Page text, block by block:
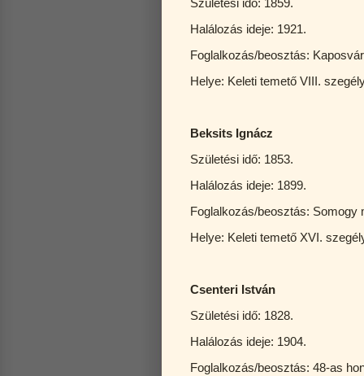
Születési idő: 1859.
Halálozás ideje: 1921.
Foglalkozás/beosztás:
Helye: Keleti temető VIII.
Beksits Ignácz
Születési idő: 1853.
Halálozás ideje: 1899.
Foglalkozás/beosztás: Somogy
Helye: Keleti temető XVI.
Csenteri István
Születési idő: 1828.
Halálozás ideje: 1904.
Foglalkozás/beosztás: 48-as